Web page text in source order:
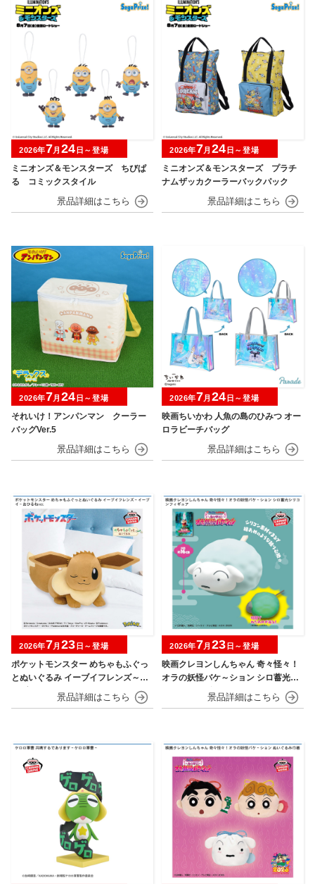
ミニオンズ＆モンスターズ ちびぱ
る コミックスタイル
2026年7月 24 日～登場
ミニオンズ＆モンスターズ プラチ
ナムザッカクーラーバックパック
2026年7月 24 日～登場
それいけ！アンパンマン クーラー
バッグVer.5
2026年7月 24 日～登場
映画ちいかわ 人魚の島のひみつ オー
ロラビーチバッグ
2026年7月 24 日～登場
ポケットモンスター めちゃもふぐっ
とぬいぐるみ イーブイフレンズ～イ
ーブイ～おひるねver.
2026年7月 23 日～登場
映画クレヨンしんちゃん 奇々怪々！
オラの妖怪バケ～ション シロ蓄光シ
リコンフィギュア
2026年7月 23 日～登場